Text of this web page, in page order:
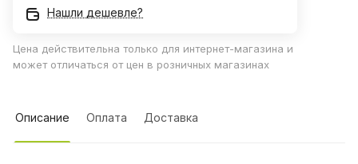
Нашли дешевле?
Цена действительна только для интернет-магазина и
может отличаться от цен в розничных магазинах
Описание Оплата Доставка